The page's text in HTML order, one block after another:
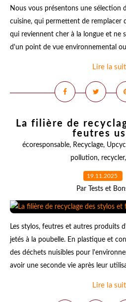
Nous vous présentons une sélection
cuisine, qui permettent de remplacer
qui reviennent cher à la longue et ne
d'un point de vue environnemental
Lire la
La filière de
feutres
écoresponsable, Recyclage,
pollution, recycler,
19.11.2025
Par Tests et
Les stylos, feutres et autres produits
jetés à la poubelle. En plastique et
des déchets nuisibles pour
avoir une seconde vie après leur
Lire la